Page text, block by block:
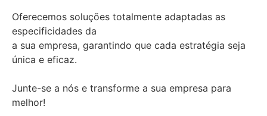
Oferecemos soluções totalmente adaptadas as
especificidades da
a sua empresa, garantindo que cada estratégia seja
única e eficaz.
Junte-se a nós e transforme a sua empresa para
melhor!